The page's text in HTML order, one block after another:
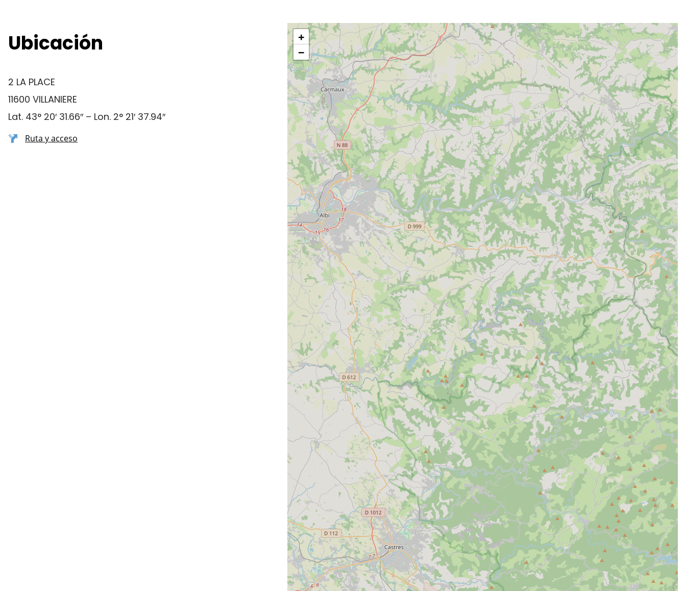
Ubicación
2 LA PLACE
11600 VILLANIERE
Lat. 43° 20′ 31.66″ – Lon. 2° 21′ 37.94″
Ruta y acceso
+
−